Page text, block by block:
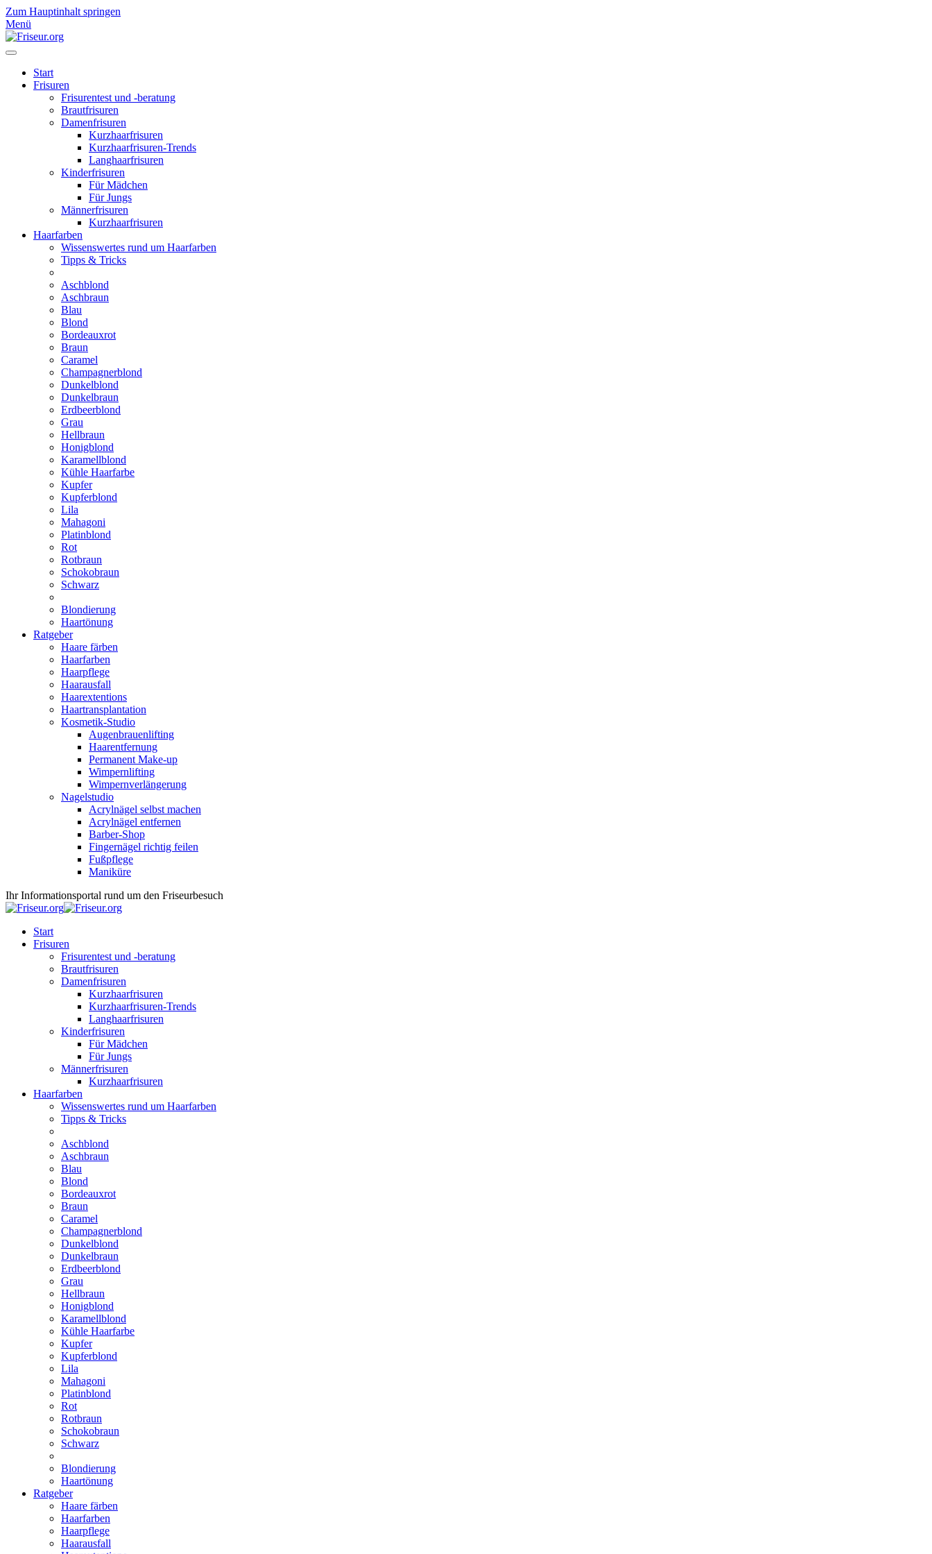
Zum Hauptinhalt springen
Menü
Start
Frisuren
Frisurentest und -beratung
Brautfrisuren
Damenfrisuren
Kurzhaarfrisuren
Kurzhaarfrisuren-Trends
Langhaarfrisuren
Kinderfrisuren
Für Mädchen
Für Jungs
Männerfrisuren
Kurzhaarfrisuren
Haarfarben
Wissenswertes rund um Haarfarben
Tipps & Tricks
Aschblond
Aschbraun
Blau
Blond
Bordeauxrot
Braun
Caramel
Champagnerblond
Dunkelblond
Dunkelbraun
Erdbeerblond
Grau
Hellbraun
Honigblond
Karamellblond
Kühle Haarfarbe
Kupfer
Kupferblond
Lila
Mahagoni
Platinblond
Rot
Rotbraun
Schokobraun
Schwarz
Blondierung
Haartönung
Ratgeber
Haare färben
Haarfarben
Haarpflege
Haarausfall
Haarextentions
Haartransplantation
Kosmetik-Studio
Augenbrauenlifting
Haarentfernung
Permanent Make-up
Wimpernlifting
Wimpernverlängerung
Nagelstudio
Acrylnägel selbst machen
Acrylnägel entfernen
Barber-Shop
Fingernägel richtig feilen
Fußpflege
Maniküre
Ihr Informationsportal rund um den Friseurbesuch
Start
Frisuren
Frisurentest und -beratung
Brautfrisuren
Damenfrisuren
Kurzhaarfrisuren
Kurzhaarfrisuren-Trends
Langhaarfrisuren
Kinderfrisuren
Für Mädchen
Für Jungs
Männerfrisuren
Kurzhaarfrisuren
Haarfarben
Wissenswertes rund um Haarfarben
Tipps & Tricks
Aschblond
Aschbraun
Blau
Blond
Bordeauxrot
Braun
Caramel
Champagnerblond
Dunkelblond
Dunkelbraun
Erdbeerblond
Grau
Hellbraun
Honigblond
Karamellblond
Kühle Haarfarbe
Kupfer
Kupferblond
Lila
Mahagoni
Platinblond
Rot
Rotbraun
Schokobraun
Schwarz
Blondierung
Haartönung
Ratgeber
Haare färben
Haarfarben
Haarpflege
Haarausfall